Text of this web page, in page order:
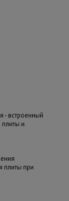
- встроенный
и
плиты при